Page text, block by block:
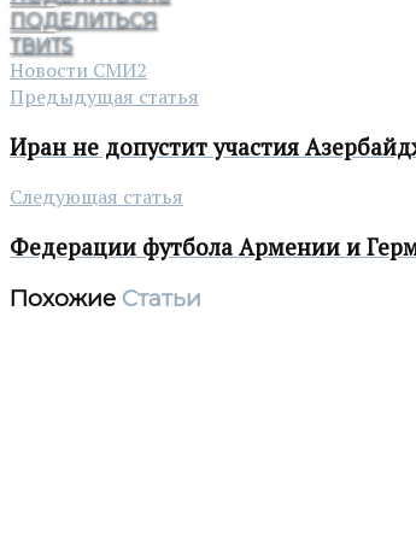
ПОДЕЛИТЬСЯ
ТВИТ5
Новости СМИ2
Предыдущая статья
Иран не допустит участия
Следующая статья
Федерации футбола Армении и
Похожие Статьи